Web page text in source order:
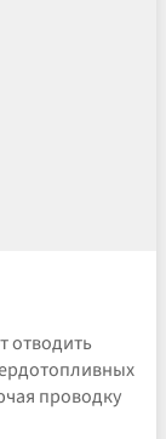
отводить
проводку